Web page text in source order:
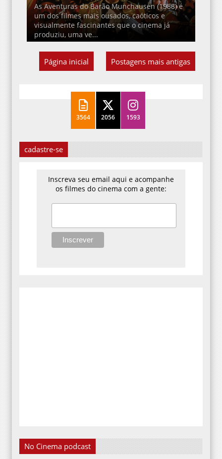
As Aventuras do Barão Munchausen (1988) é
um dos filmes mais ousados, caóticos e
visualmente fascinantes que o cinema já
produziu, uma ve...
Postagens mais antigas
Página inicial
3564 2056 1593
cadastre-se
Inscreva seu email aqui e acompanhe
os filmes do cinema com a gente:
No Cinema podcast